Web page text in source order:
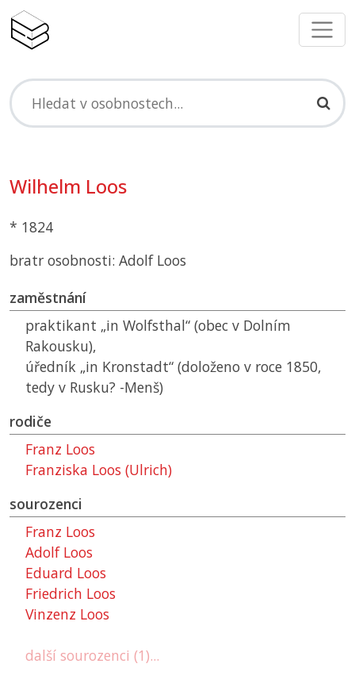
Wilhelm Loos
* 1824
bratr osobnosti: Adolf Loos
zaměstnání
praktikant „in Wolfsthal“ (obec v Dolním
Rakousku),
úředník „in Kronstadt“ (doloženo v roce 1850,
tedy v Rusku? -Menš)
rodiče
Franz Loos
Franziska Loos (Ulrich)
sourozenci
Franz Loos
Adolf Loos
Eduard Loos
Friedrich Loos
Vinzenz Loos
další sourozenci (1)...